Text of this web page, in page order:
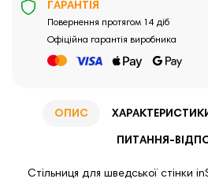
ГАРАНТІЯ
Повернення протягом 14 діб
Офіційна гарантія виробника
ОПИС
ПИТАННЯ-
Стільниця для шведської стінки